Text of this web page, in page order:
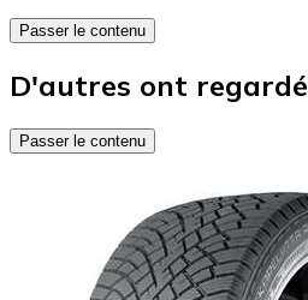
Passer le contenu
D'autres ont regardé
Passer le contenu